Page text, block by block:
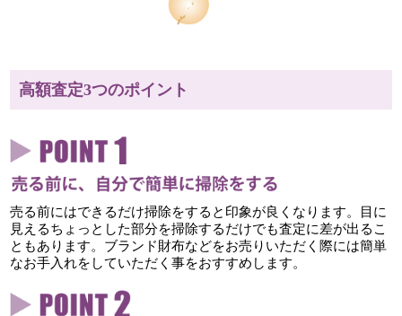
高額査定3つのポイント
売る前にはできるだけ掃除をすると印象が良くなります。目に
見えるちょっとした部分を掃除するだけでも査定に差が出るこ
ともあります。ブランド財布などをお売りいただく際には簡単
なお手入れをしていただく事をおすすめします。